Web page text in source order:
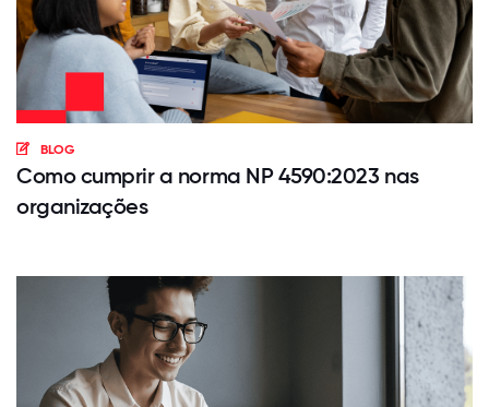
BLOG
Como cumprir a norma NP 4590:2023 nas
organizações